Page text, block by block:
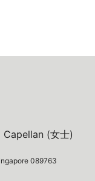
Capellan (女士)
089763